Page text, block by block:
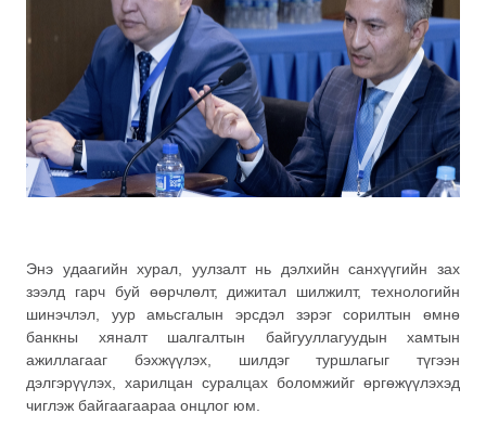
Энэ удаагийн хурал, уулзалт нь дэлхийн санхүүгийн зах
зээлд гарч буй өөрчлөлт, дижитал шилжилт, технологийн
шинэчлэл, уур амьсгалын эрсдэл зэрэг сорилтын өмнө
банкны хяналт шалгалтын байгууллагуудын хамтын
ажиллагааг бэхжүүлэх, шилдэг туршлагыг түгээн
дэлгэрүүлэх, харилцан суралцах боломжийг өргөжүүлэхэд
чиглэж байгаагаараа онцлог юм.